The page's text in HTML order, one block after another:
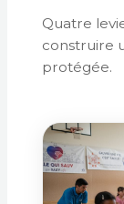
Quatre
construire
protégée.